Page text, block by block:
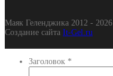
Маяк Геленджика 2012 - 2026
Создание сайта It-Gel.ru
Заголовок *